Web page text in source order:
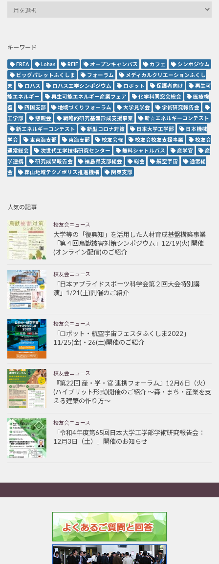
キーワード
FREA Lohas REIF オープンキャンパス カフェ
シンポジウム
ビッグパレットふくしま
フォーラム
メディカルクリエーションふくし
ま
ロハス ロハス工学シンポジウム ロボット 保護者向け
再生可
能エネルギー
再生可能エネルギー産業フェア 化学科同窓会総会
医療機
器
四国支部 地域づくりフォーラム 大学見学会
学術研究報告会
工学部
懇親会 戦略的研究基盤形成支援事業
新☆エネルギーコンテスト
新エネルギーコンテスト
新型コロナ対策 日本大学工学部
日本機械
学会
東東海支部 東海支部 校友会報 校友会校友支援事業
校友会
通常総会
次世代工学技術研究センター 無料シャトルバス 産学官
産
学連携
研究成果報告会 福島県支部総会 総会 航空宇宙
通常総
会
郡山地域テクノポリス推進機構 関東支部
人気の記事
校友会ニュース
大学等の「復興知」を活用した人材育成基盤構築事業
「第４回鳥獣被害対策シンポジウム」12/19(火) 開催
(オンライン配信)のご紹介
校友会ニュース
「日本アプライドスポーツ科学会第２回大会特別講
演」1/21(土)開催のご紹介
校友会ニュース
「ロボット・航空宇宙フェスタふくしま2022」
11/25(金)・26(土)開催のご紹介
校友会ニュース
『第22回 産・学・官 連携フォーラム』12月6日（火）
(ハイブリット形式)開催のご紹介 ～森・まち・産業を支
える建築の作り方～
校友会ニュース
「令和4年度第65回日本大学工学部学術研究報告会：
12月3日（土）」開催のお知らせ